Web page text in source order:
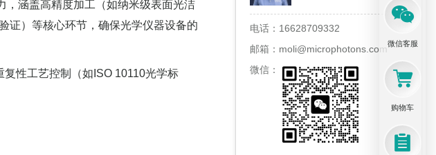
微信客服
购物车
安装架
，涵盖高精度加工（如纳米级表面光洁
证）等核心环节，确保光学仪器设备的
性工艺控制（如ISO 10110光学标
电话： 16628709332
邮箱： moli@microphotons.com
微信：